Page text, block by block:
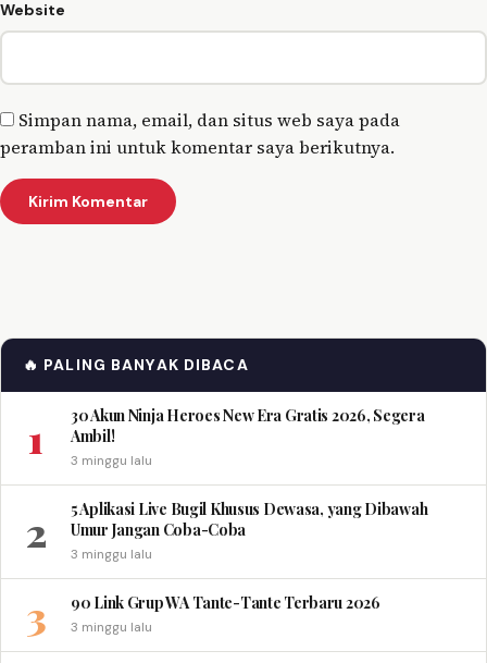
Website
Simpan nama, email, dan situs web saya pada
peramban ini untuk komentar saya berikutnya.
🔥 PALING BANYAK DIBACA
1
30 Akun Ninja Heroes New Era Gratis 2026, Segera
Ambil!
3 minggu lalu
2
5 Aplikasi Live Bugil Khusus Dewasa, yang Dibawah
Umur Jangan Coba-Coba
3 minggu lalu
3 90 Link Grup WA Tante-Tante Terbaru 2026
3 minggu lalu